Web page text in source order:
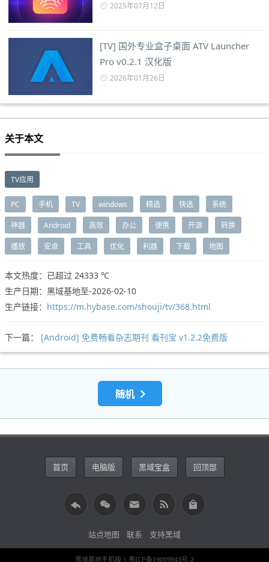
2025年07月12日
[TV] 国外专业盒子桌面 ATV Launcher
Pro v0.2.1 汉化版
2026年01月26日
关于本文
TV应用
PC 手机 TV windows 精选 快选 系统
神器 Android 高效 办公 便携 开源 转换
播放 安卓 工具 优化 利器 下载 地图
本文热度：已超过 24333 ℃
生产日期：黑域基地至-2026-02-10
生产链接： https://m.hybase.com/shouji/tv/368.html
下一篇： [Android] 免费畅看杂志期刊 看刊宝 v1.2.2免费版
随机
首页 电脑版 黑域宝盒 回顶部
站点地图 联系 支持黑域
黑域基地手机版 | 粤ICP备19009943号-2